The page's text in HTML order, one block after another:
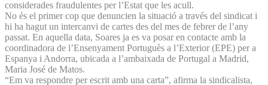
considerades fraudulentes per l’Estat que les acull.
No és el primer cop que denuncien la situació a través del sindicat i
hi ha hagut un intercanvi de cartes des del mes de febrer de l’any
passat. En aquella data, Soares ja es va posar en contacte amb la
coordinadora de l’Ensenyament Portuguès a l’Exterior (EPE) per a
Espanya i Andorra, ubicada a l’ambaixada de Portugal a Madrid,
Maria José de Matos.
“Em va respondre per escrit amb una carta”, afirma la sindicalista,